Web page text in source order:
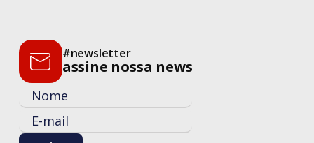
#newsletter
assine nossa news